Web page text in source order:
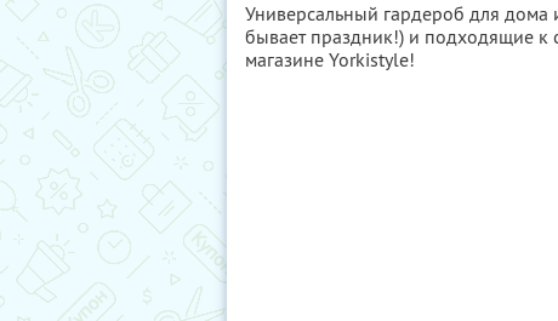
Универсальный гардероб для дома
бывает праздник!) и подходящие к
магазине Yorkistyle!